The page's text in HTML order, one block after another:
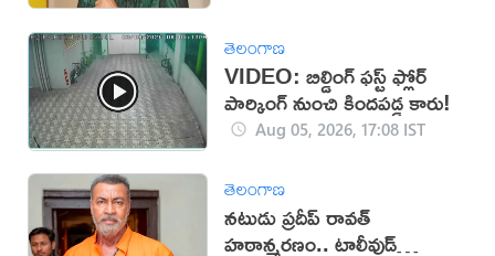
తెలంగాణ
VIDEO: బిల్డింగ్ ఫస్ట్ ఫ్లోర్
పార్కింగ్ నుంచి కిందపడ్డ కారు!
Aug 05, 2026, 17:08 IST
తెలంగాణ
నటుడు ప్రదీప్ రావత్
హఠాన్మరణం.. టాలీవుడ్